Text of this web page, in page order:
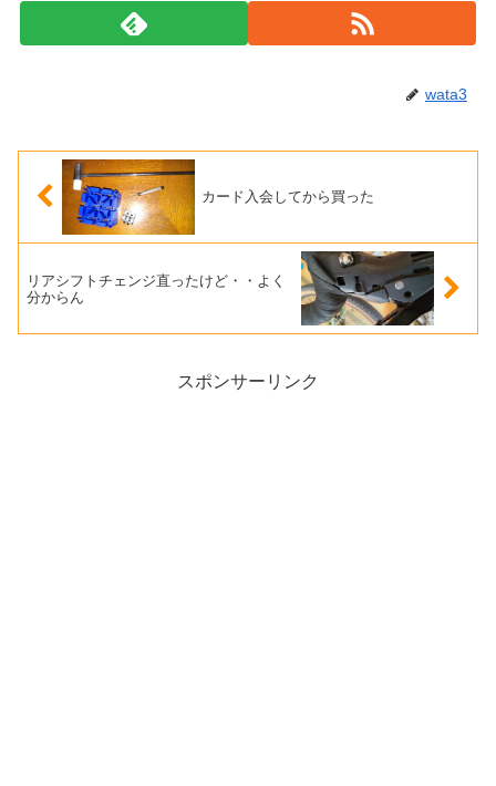
wata3
カード入会してから買った
リアシフトチェンジ直ったけど・・よく
分からん
スポンサーリンク